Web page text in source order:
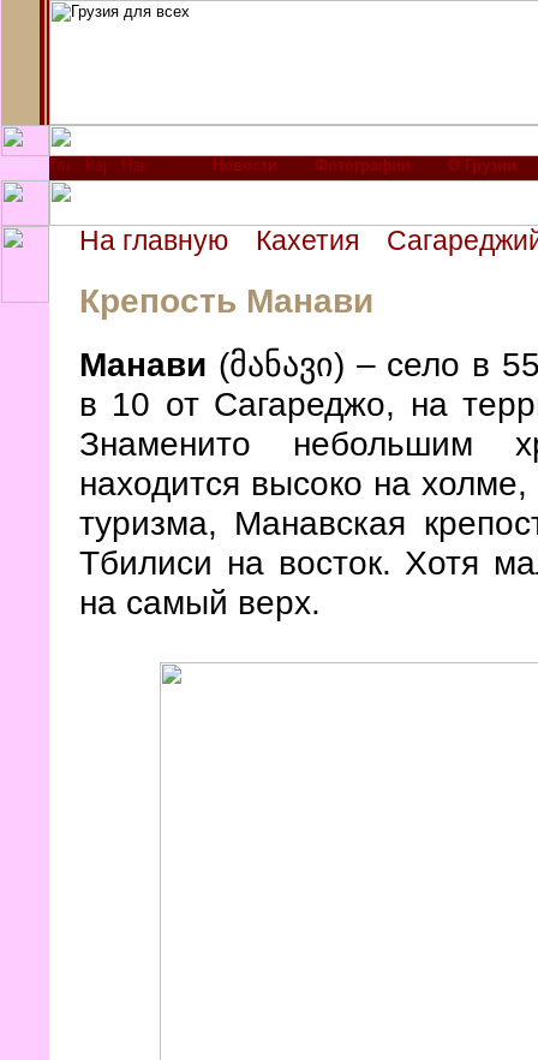
Новости Фотографии О Грузии
На главную Кахетия
Крепость Манави
Манави (მანავი) – село в
в 10 от Сагареджо, на
Знаменито небольшим
находится высоко на
туризма, Манавская
Тбилиси на восток. Хотя
на самый верх.